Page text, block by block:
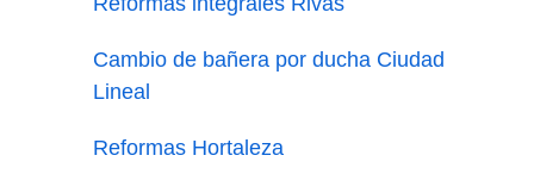
Cambio de bañera por ducha Ciudad
Lineal
Reformas Hortaleza